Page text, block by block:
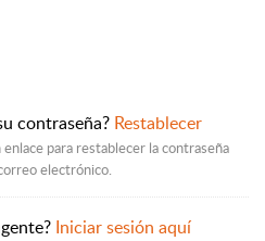
contraseña? Restablecer
para restablecer la contraseña
electrónico.
Iniciar sesión aquí